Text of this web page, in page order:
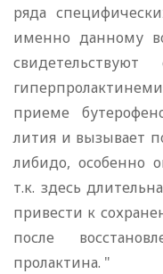
ряда
именно данному
свидетельствуют
приеме
лития и вызывает
либидо, особенно
т.к. здесь
привести к
после
пролактина. "